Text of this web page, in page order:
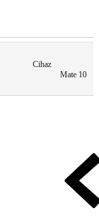
yap veya üye ol.
hwt dosyasini
Cihaz
Mate 10